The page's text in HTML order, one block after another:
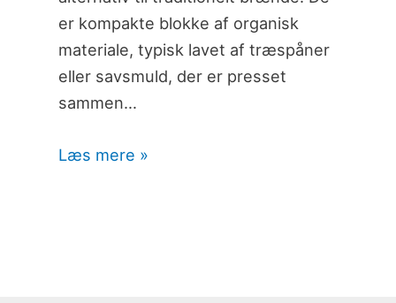
er kompakte blokke af organisk
materiale, typisk lavet af træspåner
eller savsmuld, der er presset
sammen…
Læs mere »